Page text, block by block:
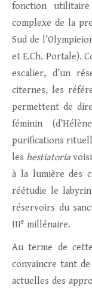
fonction
complexe de la
Sud de
et E.Ch. Portale).
escalier, d’un
citernes, les
permettent de
féminin
purifications
leshestiatoria
à la lumière des
réétudie le
réservoirs du
IIIe millénaire.
Au terme de
convaincre tant
actuelles des